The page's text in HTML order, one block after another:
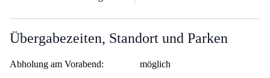
Übergabezeiten, Standort und Parken
Abholung am Vorabend: möglich